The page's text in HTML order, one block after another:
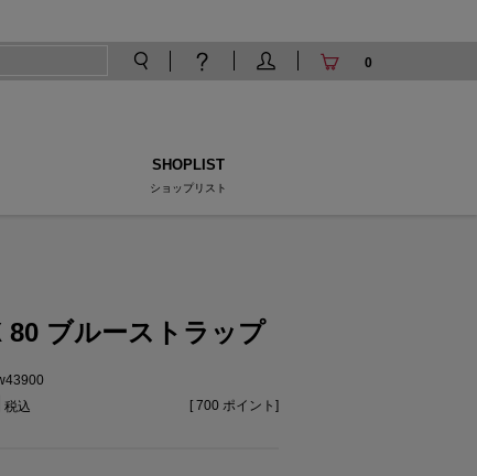
0
SHOPLIST
ショップリスト
80 ブルーストラップ
税込 [ 700 ポイント]